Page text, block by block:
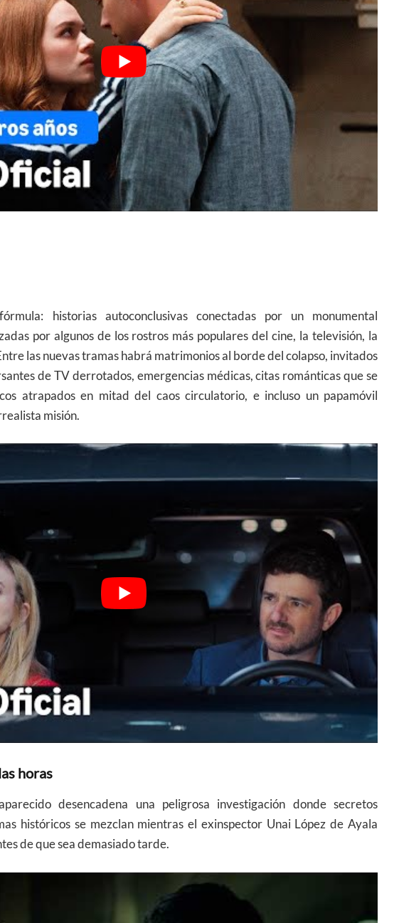
historias autoconclusivas conectadas por un monumental
por algunos de los rostros más populares del cine, la televisión, la
las nuevas tramas habrá matrimonios al borde del colapso, invitados
de TV derrotados, emergencias médicas, citas románticas que se
atrapados en mitad del caos circulatorio, e incluso un papamóvil
misión.
horas
desencadena una peligrosa investigación donde secretos
históricos se mezclan mientras el exinspector Unai López de Ayala
de que sea demasiado tarde.